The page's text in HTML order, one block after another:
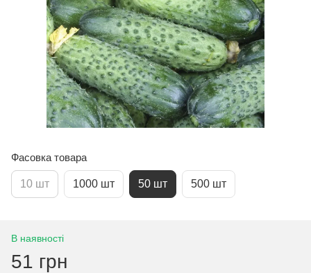
Фасовка товара
10 шт 1000 шт 50 шт 500 шт
В наявності
51 грн